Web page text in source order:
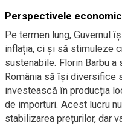
Perspectivele
Pe termen lung, Guvernul
inflația, ci și să stimuleze
sustenabile. Florin Barbu
România să își diversifice
investească în producția
de importuri. Acest lucru
stabilizarea prețurilor, dar